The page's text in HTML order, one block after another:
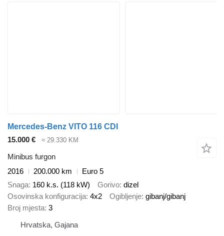
Mercedes-Benz VITO 116 CDI
15.000 €
≈ 29.330 KM
Minibus furgon
2016
200.000 km
Euro 5
Snaga 160 k.s. (118 kW) Gorivo dizel
Osovinska konfiguracija 4x2 Ogibljenje gibanj/gibanj
Broj mjesta 3
Hrvatska, Gajana